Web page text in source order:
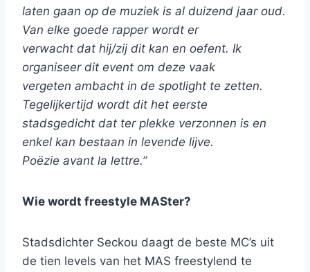
laten gaan op de muziek is al duizend jaar oud.
Van elke goede rapper wordt er
verwacht dat hij/zij dit kan en oefent. Ik
organiseer dit event om deze vaak
vergeten ambacht in de spotlight te zetten.
Tegelijkertijd wordt dit het eerste
stadsgedicht dat ter plekke verzonnen is en
enkel kan bestaan in levende lijve.
Poëzie avant la lettre.”
Wie wordt freestyle MASter?
Stadsdichter Seckou daagt de beste MC’s uit
de tien levels van het MAS freestylend te